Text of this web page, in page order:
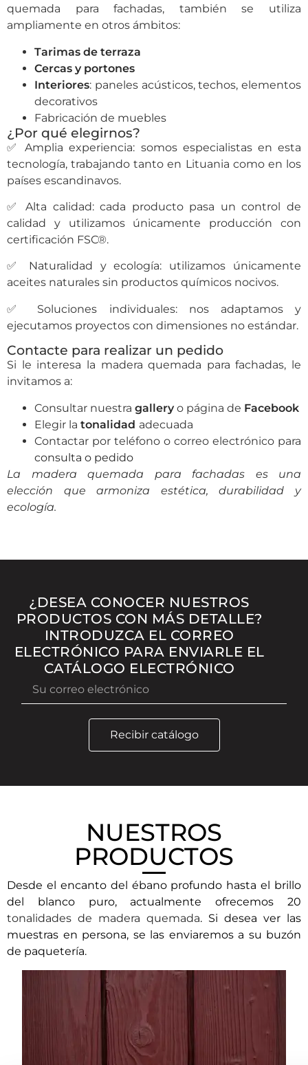
quemada para fachadas, también se utiliza
ampliamente en otros ámbitos:
Tarimas de terraza
Cercas y portones
Interiores: paneles acústicos, techos, elementos
decorativos
Fabricación de muebles
¿Por qué elegirnos?
✅ Amplia experiencia: somos especialistas en esta
tecnología, trabajando tanto en Lituania como en los
países escandinavos.
✅ Alta calidad: cada producto pasa un control de
calidad y utilizamos únicamente producción con
certificación FSC®.
✅ Naturalidad y ecología: utilizamos únicamente
aceites naturales sin productos químicos nocivos.
✅ Soluciones individuales: nos adaptamos y
ejecutamos proyectos con dimensiones no estándar.
Contacte para realizar un pedido
Si le interesa la madera quemada para fachadas, le
invitamos a:
Consultar nuestra gallery o página de Facebook
Elegir la tonalidad adecuada
Contactar por teléfono o correo electrónico para
consulta o pedido
La madera quemada para fachadas es una
elección que armoniza estética, durabilidad y
ecología.
¿DESEA CONOCER NUESTROS
PRODUCTOS CON MÁS DETALLE?
INTRODUZCA EL CORREO
ELECTRÓNICO PARA ENVIARLE EL
CATÁLOGO ELECTRÓNICO
Recibir catálogo
NUESTROS
PRODUCTOS
Desde el encanto del ébano profundo hasta el brillo
del blanco puro, actualmente ofrecemos 20
tonalidades de madera quemada. Si desea ver las
muestras en persona, se las enviaremos a su buzón
de paquetería.